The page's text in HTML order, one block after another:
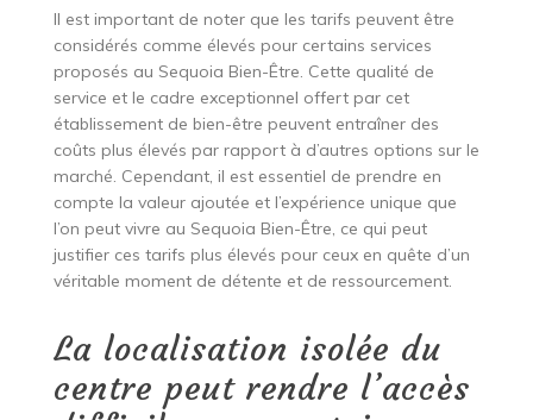
Il est important de noter que les tarifs peuvent être
considérés comme élevés pour certains services
proposés au Sequoia Bien-Être. Cette qualité de
service et le cadre exceptionnel offert par cet
établissement de bien-être peuvent entraîner des
coûts plus élevés par rapport à d’autres options sur le
marché. Cependant, il est essentiel de prendre en
compte la valeur ajoutée et l’expérience unique que
l’on peut vivre au Sequoia Bien-Être, ce qui peut
justifier ces tarifs plus élevés pour ceux en quête d’un
véritable moment de détente et de ressourcement.
La localisation isolée du
centre peut rendre l’accès